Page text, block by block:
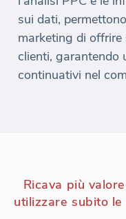
sui dati,
marketing di
clienti, garantendo
continuativi nel
Ricava più
utilizzare subito